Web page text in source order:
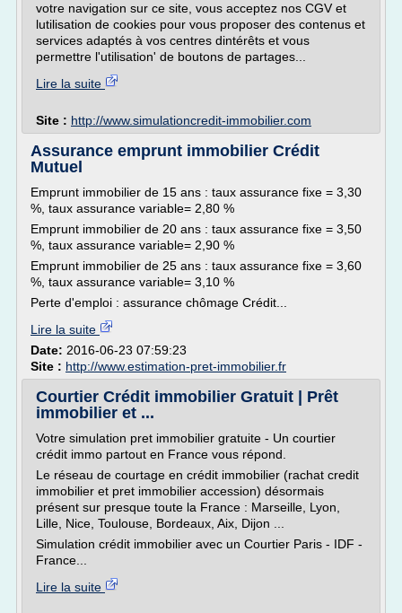
votre navigation sur ce site, vous acceptez nos CGV et
lutilisation de cookies pour vous proposer des contenus et
services adaptés à vos centres dintérêts et vous
permettre l'utilisation' de boutons de partages...
Lire la suite
Site : http://www.simulationcredit-immobilier.com
Assurance emprunt immobilier Crédit
Mutuel
Emprunt immobilier de 15 ans : taux assurance fixe = 3,30
%, taux assurance variable= 2,80 %
Emprunt immobilier de 20 ans : taux assurance fixe = 3,50
%, taux assurance variable= 2,90 %
Emprunt immobilier de 25 ans : taux assurance fixe = 3,60
%, taux assurance variable= 3,10 %
Perte d'emploi : assurance chômage Crédit...
Lire la suite
Date: 2016-06-23 07:59:23
Site : http://www.estimation-pret-immobilier.fr
Courtier Crédit immobilier Gratuit | Prêt
immobilier et ...
Votre simulation pret immobilier gratuite - Un courtier
crédit immo partout en France vous répond.
Le réseau de courtage en crédit immobilier (rachat credit
immobilier et pret immobilier accession) désormais
présent sur presque toute la France : Marseille, Lyon,
Lille, Nice, Toulouse, Bordeaux, Aix, Dijon ...
Simulation crédit immobilier avec un Courtier Paris - IDF -
France...
Lire la suite